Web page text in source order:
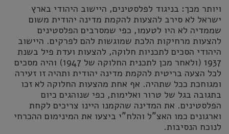
ויותר מכך: בניגוד לפלסטינים, היישוב היהודי בארץ
ישראל לא סירב להצעות להקמת מדינה יהודית משום
שממדיה לא היו לטעמו, כפי שמסרבים הפלסטינים
להצעות מרחיקות הלכת שמוגשות להם לפרקים. היישוב
היהודי הסכים לתכניות חלוקה, להצעות ועדת פיל בשנת
1937 (ולאחר מכן לתכנית החלוקה של 1947) והיה מסכים
לכל הצעה בריטית להקמת מדינה יהודית ותהיה זו זעירה
ומגוחכת ככל שתהיה. אף אחת מהצעות החלוקה לא זכו
בתגובה בגל של טרור ואלימות, כפי שנוהגים כיום
הפלסטינים. את המדינה שהקמנו היינו צריכים לקחת
וארגונים כמו האצ"ל והלח"י ביצעו את המינימום ההכרחי
לנוכח הנסיבות.